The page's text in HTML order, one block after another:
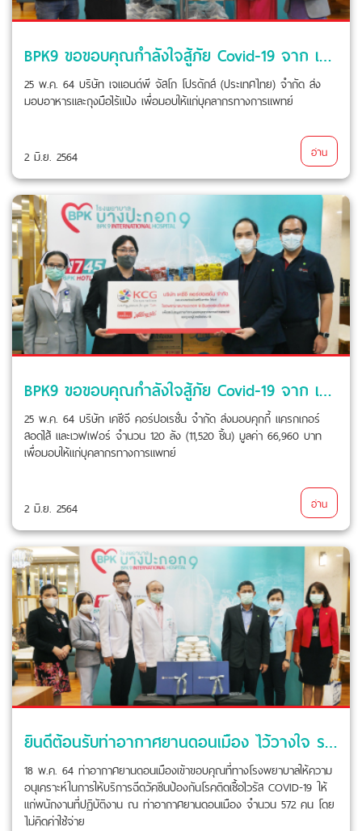
BPK9 ขอขอบคุณกำลังใจสู้ภัย Covid-19 จาก เจแอนด์พี จัสโก โปรดักส์
25 พ.ค. 64 บริษัท เจแอนด์พี จัสโก โปรดักส์ (ประเทศไทย) จำกัด ส่ง
มอบอาหารและถุงมือไร้แป้ง เพื่อมอบให้แก่บุคลากรทางการแพทย์
2 มิ.ย. 2564 อ่าน
BPK9 ขอขอบคุณกำลังใจสู้ภัย Covid-19 จาก เคซีจี คอร์ปอเรชั่น
25 พ.ค. 64 บริษัท เคซีจี คอร์ปอเรชั่น จำกัด ส่งมอบคุกกี้ แครกเกอร์
สอดไส้ และเวฟเฟอร์ จำนวน 120 ลัง (11,520 ชิ้น) มูลค่า 66,960 บาท
เพื่อมอบให้แก่บุคลากรทางการแพทย์
2 มิ.ย. 2564 อ่าน
ยินดีต้อนรับท่าอากาศยานดอนเมือง ไว้วางใจ รพ.บางปะกอก 9ฯ ฉีดวัคซีนโควิด-19 ตามนโยบายรัฐ
18 พ.ค. 64 ท่าอากาศยานดอนเมืองเข้าขอบคุณที่ทางโรงพยาบาลให้ความ
อนุเคราะห์ในการให้บริการฉีดวัคซีนป้องกันโรคติดเชื้อไวรัส COVID-19 ให้
แก่พนักงานที่ปฏิบัติงาน ณ ท่าอากาศยานดอนเมือง จำนวน 572 คน โดย
ไม่คิดค่าใช้จ่าย